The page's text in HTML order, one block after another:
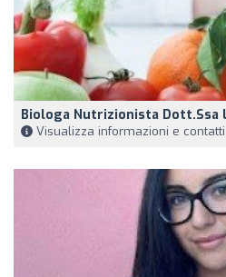
Biologa Nutrizionista Dott.ssa
Visualizza informazioni e contatti